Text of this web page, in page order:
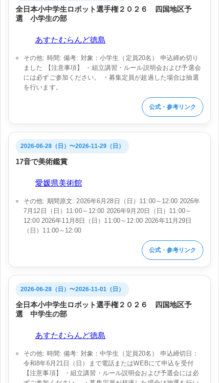
全日本小中学生ロボット選手権２０２６ 四国地区予
選 小学生の部
あすたむらんど徳島
その他: 時間: 備考: 対象：小学生（定員20名） 申込締め切り
ました 【注意事項】 ・組立講習・ルール説明会および予選会
には必ずご参加ください。 ・募集定員が超過した場合は抽選
を行います。
公式・参考リンク
2026-06-28（日）〜2026-11-29（日）
17音で美術鑑賞
愛媛県美術館
その他: 期間原文: 2026年6月28日（日）11:00～12:00 2026年
7月12日（日）11:00～12:00 2026年9月20日（日）11:00～
12:00 2026年11月8日（日）11:00～12:00 2026年11月29日
（日）11:00～12:00
公式・参考リンク
2026-06-28（日）〜2026-11-01（日）
全日本小中学生ロボット選手権２０２６ 四国地区予
選 中学生の部
あすたむらんど徳島
その他: 時間: 備考: 対象：中学生（定員20名） 申込締切日：
令和8年6月21日（日）まで電話またはWEBにて申込を受付
【注意事項】 ・組立講習・ルール説明会および予選会には必